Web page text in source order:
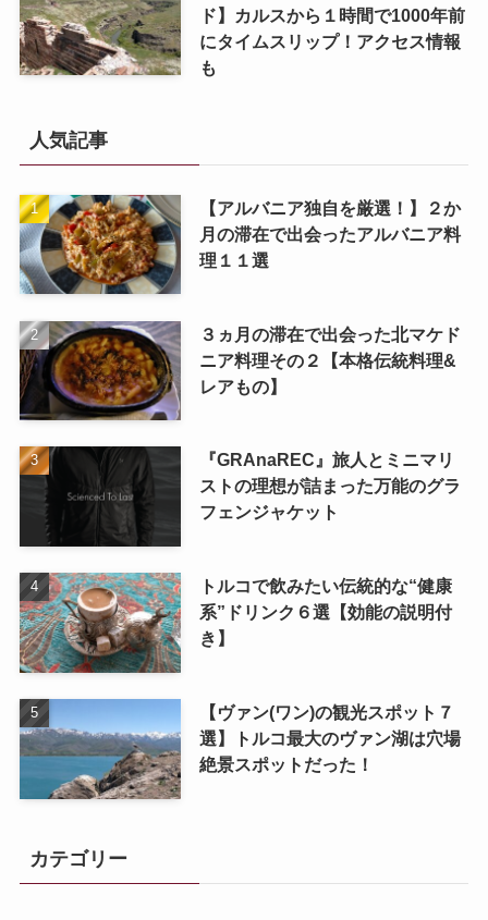
ド】カルスから１時間で1000年前
にタイムスリップ！アクセス情報
も
人気記事
【アルバニア独自を厳選！】２か
月の滞在で出会ったアルバニア料
理１１選
３ヵ月の滞在で出会った北マケド
ニア料理その２【本格伝統料理&
レアもの】
『GRAnaREC』旅人とミニマリ
ストの理想が詰まった万能のグラ
フェンジャケット
トルコで飲みたい伝統的な“健康
系”ドリンク６選【効能の説明付
き】
【ヴァン(ワン)の観光スポット７
選】トルコ最大のヴァン湖は穴場
絶景スポットだった！
カテゴリー